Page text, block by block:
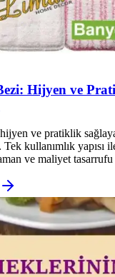
Hijyen ve
ve pratiklik
kullanımlık yapısı
ve maliyet tasarrufu